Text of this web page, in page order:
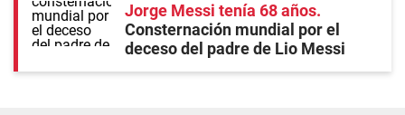
Jorge Messi tenía 68 años
Consternación mundial por el
deceso del padre de Lio Messi